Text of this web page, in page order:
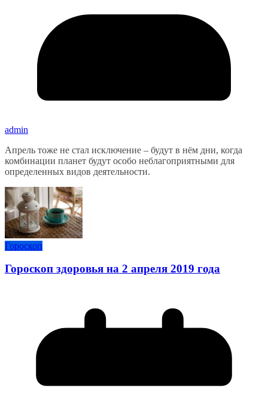
admin
Апрель тоже не стал исключение – будут в нём дни, когда
комбинации планет будут особо неблагоприятными для
определенных видов деятельности.
Гороскоп
Гороскоп здоровья на 2 апреля 2019 года